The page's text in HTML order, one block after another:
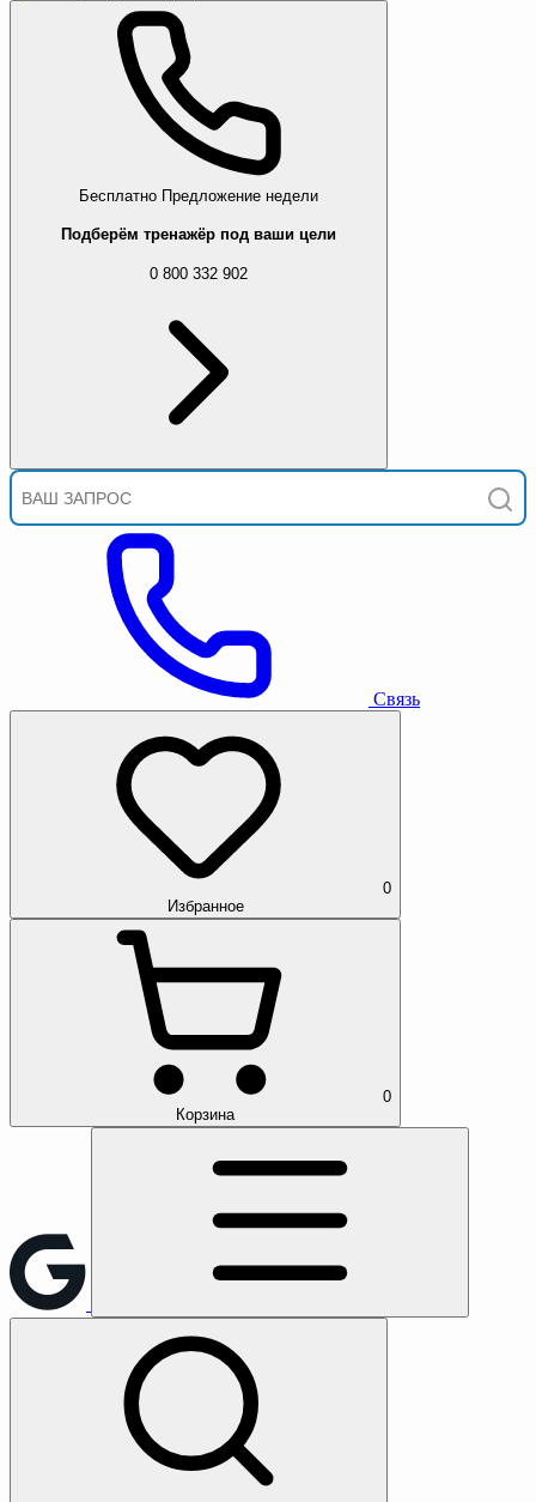
Бесплатно Предложение недели
Подберём тренажёр под ваши цели
0 800 332 902
Связь
0
Избранное
0
Корзина